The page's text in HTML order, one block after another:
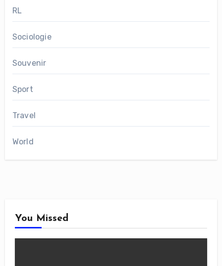
RL
Sociologie
Souvenir
Sport
Travel
World
You Missed